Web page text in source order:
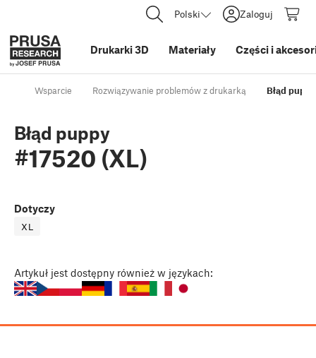
Polski Zaloguj
Drukarki 3D Materiały Części i
Wsparcie Rozwiązywanie problemów z drukarką Błąd
Błąd puppy
#17520 (XL)
Dotyczy
XL
Artykuł jest dostępny również w językach: